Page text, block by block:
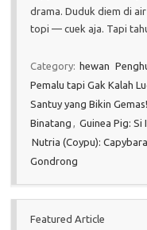
drama. Duduk diem di
topi — cuek aja. Tapi
Category: hewan
Pemalu tapi Gak Kalah
Santuy yang Bikin Gemas!
Binatang
Guinea Pig:
Nutria (Coypu):
Gondrong
Featured Article